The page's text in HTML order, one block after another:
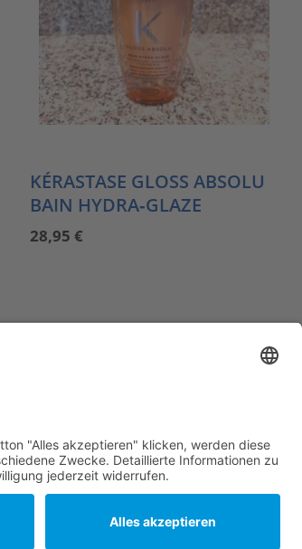
KÉRASTASE GLOSS ABSOLU
BAIN HYDRA‑GLAZE
28,95€
0